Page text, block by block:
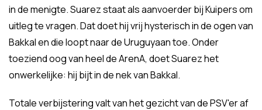
in de menigte. Suarez staat als aanvoerder bij Kuipers om
uitleg te vragen. Dat doet hij vrij hysterisch in de ogen van
Bakkal en die loopt naar de Uruguyaan toe. Onder
toeziend oog van heel de ArenA, doet Suarez het
onwerkelijke: hij bijt in de nek van Bakkal.
Totale verbijstering valt van het gezicht van de PSV'er af